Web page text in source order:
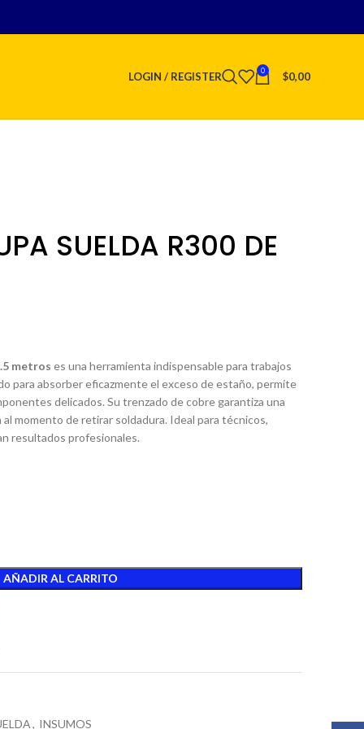
LOGIN / REGISTER 0 $0,00
SUELDA R300 DE
metros es una herramienta indispensable para trabajos
para absorber eficazmente el exceso de estaño, permite
delicados. Su trenzado de cobre garantiza una
momento de retirar soldadura. Ideal para técnicos,
resultados profesionales.
AÑADIR AL CARRITO
, INSUMOS